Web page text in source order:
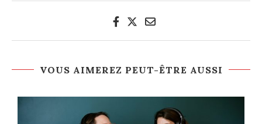
VOUS AIMEREZ PEUT-ÊTRE AUSSI